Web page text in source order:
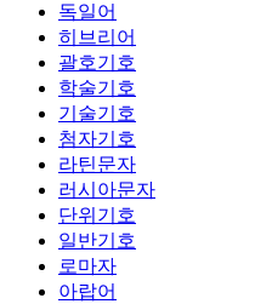
독일어
히브리어
괄호기호
학술기호
기술기호
첨자기호
라틴문자
러시아문자
단위기호
일반기호
로마자
아랍어